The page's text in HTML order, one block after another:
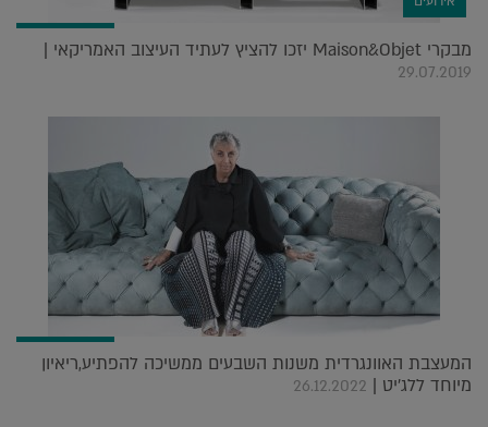
מבקרי Maison&Objet יזכו להציץ לעתיד העיצוב האמריקאי |
29.07.2019
המעצבת האוונגרדית משנות השבעים ממשיכה להפתיע,ריאיון
מיוחד ללג'יט | 26.12.2022